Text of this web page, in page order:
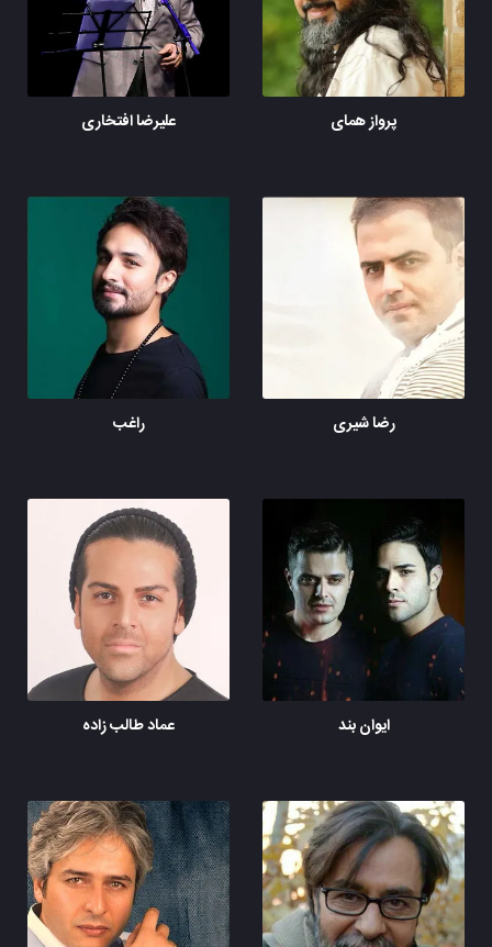
پرواز همای علیرضا افتخاری
رضا شیری راغب
ایوان بند عماد طالب زاده